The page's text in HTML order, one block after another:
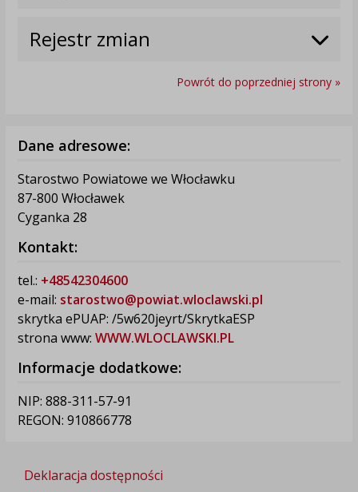
Rejestr zmian
Powrót do poprzedniej strony »
Dane adresowe:
Starostwo Powiatowe we Włocławku
87-800 Włocławek
Cyganka 28
Kontakt:
tel.: +48542304600
e-mail: starostwo@powiat.wloclawski.pl
skrytka ePUAP: /5w620jeyrt/SkrytkaESP
strona www: WWW.WLOCLAWSKI.PL
Informacje dodatkowe:
NIP: 888-311-57-91
REGON: 910866778
Deklaracja dostępności